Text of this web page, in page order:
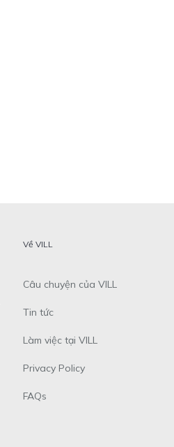
Về VILL
Câu chuyện của VILL
Tin tức
Làm việc tại VILL
Privacy Policy
FAQs